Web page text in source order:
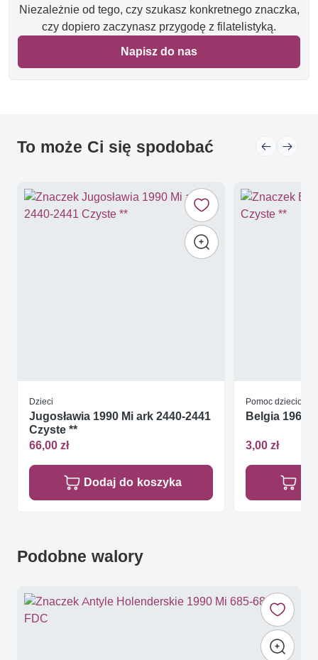
Niezależnie od tego, czy szukasz konkretnego znaczka,
czy dopiero zaczynasz przygodę z filatelistyką.
Napisz do nas
To może Ci się spodobać
Dzieci
Jugosławia 1990 Mi ark 2440-2441
Czyste **
66,00 zł
Dodaj do koszyka
Pomoc dzieciom
Belgia 1967
3,00 zł
Podobne walory